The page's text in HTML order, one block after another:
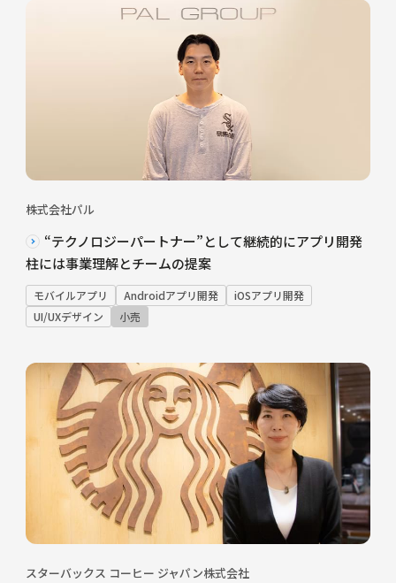
株式会社パル
“テクノロジーパートナー”として継続的にアプリ開発
柱には事業理解とチームの提案
モバイルアプリ Androidアプリ開発
iOSアプリ開発
UI/UXデザイン
小売
スターバックス コーヒー ジャパン株式会社